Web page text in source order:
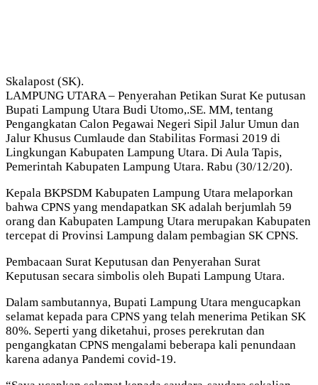
Skalapost (SK).
LAMPUNG UTARA – Penyerahan Petikan Surat Ke putusan
Bupati Lampung Utara Budi Utomo,.SE. MM, tentang
Pengangkatan Calon Pegawai Negeri Sipil Jalur Umun dan
Jalur Khusus Cumlaude dan Stabilitas Formasi 2019 di
Lingkungan Kabupaten Lampung Utara. Di Aula Tapis,
Pemerintah Kabupaten Lampung Utara. Rabu (30/12/20).
Kepala BKPSDM Kabupaten Lampung Utara melaporkan
bahwa CPNS yang mendapatkan SK adalah berjumlah 59
orang dan Kabupaten Lampung Utara merupakan Kabupaten
tercepat di Provinsi Lampung dalam pembagian SK CPNS.
Pembacaan Surat Keputusan dan Penyerahan Surat
Keputusan secara simbolis oleh Bupati Lampung Utara.
Dalam sambutannya, Bupati Lampung Utara mengucapkan
selamat kepada para CPNS yang telah menerima Petikan SK
80%. Seperti yang diketahui, proses perekrutan dan
pengangkatan CPNS mengalami beberapa kali penundaan
karena adanya Pandemi covid-19.